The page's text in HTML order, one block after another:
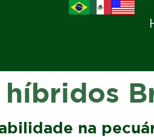
híbridos
na